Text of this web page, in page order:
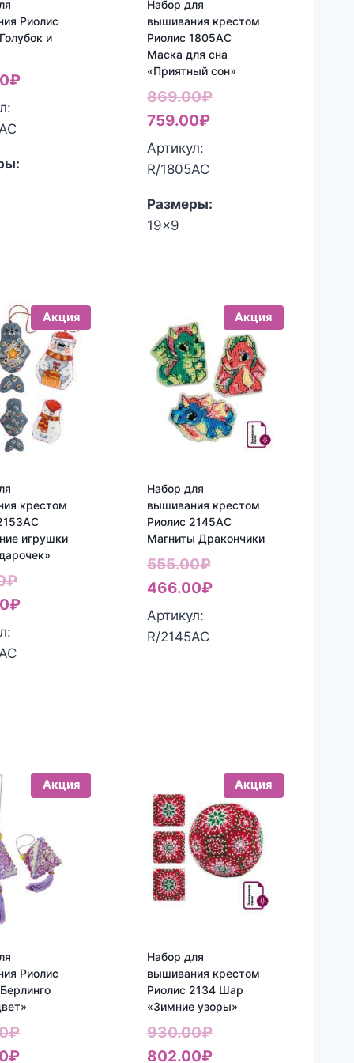
Риолис
и
₽
Набор для
вышивания крестом
Риолис 1805АС
Маска для сна
«Приятный сон»
869.00₽Первоначальная
759.00₽Текущая
759.00₽.
Артикул:
R/1805АС
Размеры:
19x9
Акция
крестом
игрушки
₽Первоначальная
цена
₽Текущая
Акция
Набор для
вышивания крестом
Риолис 2145АС
Магниты Дракончики
555.00₽Первоначальная
цена
466.00₽Текущая
Артикул:
R/2145АС
Акция
Риолис
₽Первоначальная
цена
₽Текущая
Акция
Набор для
вышивания крестом
Риолис 2134 Шар
«Зимние узоры»
930.00₽Первоначальная
цена
802.00₽Текущая